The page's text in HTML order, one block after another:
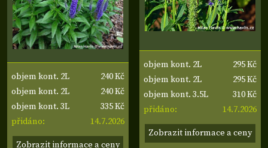
objem kont. 2L
240 Kč
objem kont. 2L
240 Kč
objem kont. 3L
335 Kč
přidáno:
14.7.2026
Zobrazit informace a ceny
objem kont. 2L
295 Kč
objem kont. 2L
295 Kč
objem kont. 3.5L
310 Kč
přidáno:
14.7.2026
Zobrazit informace a ceny